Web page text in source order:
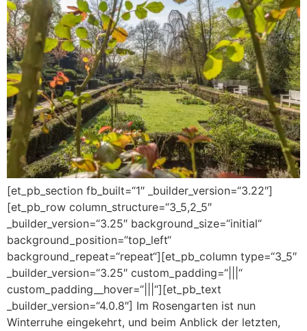
[et_pb_section fb_built=“1″ _builder_version=“3.22″]
[et_pb_row column_structure=“3_5,2_5″
_builder_version=“3.25″ background_size=“initial“
background_position=“top_left“
background_repeat=“repeat“][et_pb_column type=“3_5″
_builder_version=“3.25″ custom_padding=“|||“
custom_padding__hover=“|||“][et_pb_text
_builder_version=“4.0.8″] Im Rosengarten ist nun
Winterruhe eingekehrt, und beim Anblick der letzten,